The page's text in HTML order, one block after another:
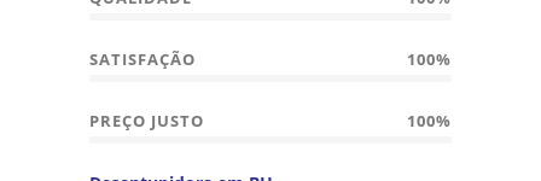
SATISFAÇÃO 100%
PREÇO JUSTO 100%